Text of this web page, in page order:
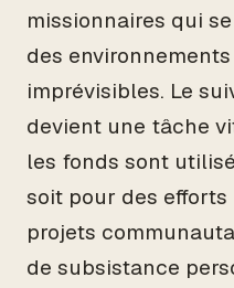
missionnaires qui
des
imprévisibles. Le
devient une tâche
les fonds sont
soit pour des
projets
de subsistance